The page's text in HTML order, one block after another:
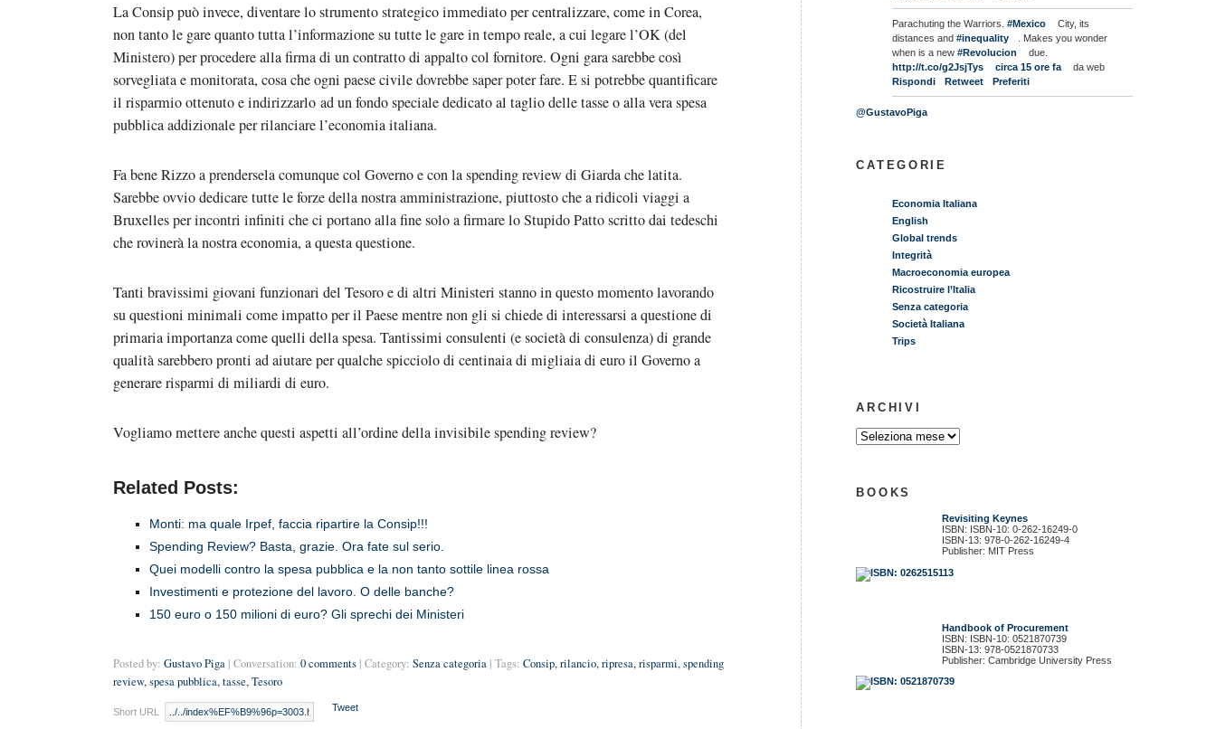
La Consip può invece, diventare lo strumento strategico immediato per centralizzare, come in Corea,
non tanto le gare quanto tutta l’informazione su tutte le gare in tempo reale, a cui legare l’OK (del
Ministero) per procedere alla firma di un contratto di appalto col fornitore. Ogni gara sarebbe così
sorvegliata e monitorata, cosa che ogni paese civile dovrebbe saper poter fare. E si potrebbe quantificare
il risparmio ottenuto e indirizzarlo ad un fondo speciale dedicato al taglio delle tasse o alla vera spesa
pubblica addizionale per rilanciare l’economia italiana.
Fa bene Rizzo a prendersela comunque col Governo e con la spending review di Giarda che latita.
Sarebbe ovvio dedicare tutte le forze della nostra amministrazione, piuttosto che a ridicoli viaggi a
Bruxelles per incontri infiniti che ci portano alla fine solo a firmare lo Stupido Patto scritto dai tedeschi
che rovinerà la nostra economia, a questa questione.
Tanti bravissimi giovani funzionari del Tesoro e di altri Ministeri stanno in questo momento lavorando
su questioni minimali come impatto per il Paese mentre non gli si chiede di interessarsi a questione di
primaria importanza come quelli della spesa. Tantissimi consulenti (e società di consulenza) di grande
qualità sarebbero pronti ad aiutare per qualche spicciolo di centinaia di migliaia di euro il Governo a
generare risparmi di miliardi di euro.
Vogliamo mettere anche questi aspetti all’ordine della invisibile spending review?
Related Posts:
Monti: ma quale Irpef, faccia ripartire la Consip!!!
Spending Review? Basta, grazie. Ora fate sul serio.
Quei modelli contro la spesa pubblica e la non tanto sottile linea rossa
Investimenti e protezione del lavoro. O delle banche?
150 euro o 150 milioni di euro? Gli sprechi dei Ministeri
Posted by: Gustavo Piga | Conversation: 0 comments | Category: Senza categoria | Tags: Consip,rilancio,ripresa,risparmi,spending
review,spesa pubblica,tasse,Tesoro
Short URL Tweet
Parachuting the Warriors.#Mexico
City, its
distances and#inequality
. Makes you wonder
when is a new#Revolucion
due.
http://t.co/g2JsjTys
circa 15 ore fa
da web
Rispondi
Retweet Preferiti
@GustavoPiga
CATEGORIE
Economia Italiana
English
Global trends
Integrità
Macroeconomia europea
Ricostruire l’Italia
Senza categoria
Società Italiana
Trips
ARCHIVI
BOOKS
Revisiting Keynes
ISBN: ISBN-10: 0-262-16249-0
ISBN-13: 978-0-262-16249-4
Publisher: MIT Press
Handbook of Procurement
ISBN: ISBN-10: 0521870739
ISBN-13: 978-0521870733
Publisher: Cambridge University Press